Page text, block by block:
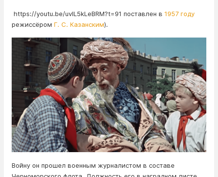
https://youtu.be/uvlL5kLeBRM?t=91 поставлен в 1957 году
режиссёром Г. С. Казанским).
Войну он прошел военным журналистом в составе